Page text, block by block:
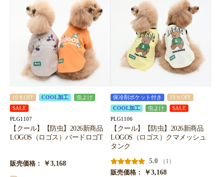
10％OFF COOL加工
虫よけ
SALE
PLG1107
【クール】【防虫】2026新商品
LOGOS（ロゴス）バードロゴT
販売価格： ￥3,168
保冷剤ポケット付き
10％OFF
COOL加工
虫よけ SALE
PLG1106
【クール】【防虫】2026新商品
LOGOS（ロゴス）クマメッシュ
タンク
5.0
（1）
販売価格：
￥3,168